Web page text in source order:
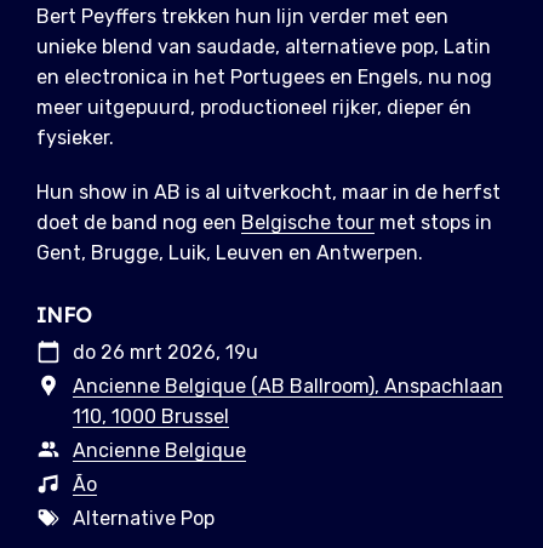
Bert Peyffers trekken hun lijn verder met een
unieke blend van saudade, alternatieve pop, Latin
en electronica in het Portugees en Engels, nu nog
meer uitgepuurd, productioneel rijker, dieper én
fysieker.
Hun show in AB is al uitverkocht, maar in de herfst
doet de band nog een Belgische tour met stops in
Gent, Brugge, Luik, Leuven en Antwerpen.
INFO
do 26 mrt 2026, 19u
Ancienne Belgique (AB Ballroom), Anspachlaan
110, 1000 Brussel
Ancienne Belgique
Ão
Alternative Pop